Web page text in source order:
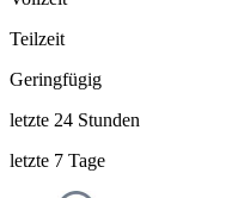
Teilzeit
Geringfügig
letzte 24 Stunden
letzte 7 Tage